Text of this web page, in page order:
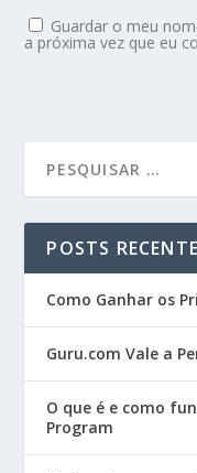
Guardar o meu
a próxima vez que eu
POSTS
Como Ganhar os
Guru.com Vale a
O que é e como
Program